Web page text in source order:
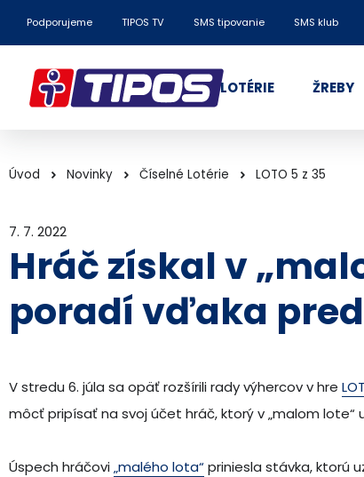
Podporujeme TIPOS TV SMS tipovanie SMS klub
LOTÉRIE ŽREBY
Úvod Novinky Číselné Lotérie LOTO 5 z 35
7. 7. 2022
Hráč získal v
poradí vďaka
V stredu 6. júla sa opäť rozšírili rady výhercov v hre
môcť pripísať na svoj účet hráč, ktorý v „malom lote“
Úspech hráčovi„malého lota“ priniesla stávka, ktorú